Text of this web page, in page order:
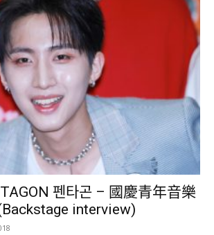
펜타곤 – 國慶青年音樂
interview)